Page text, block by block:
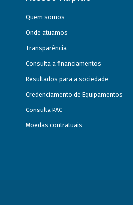
Quem somos
Onde atuamos
Transparência
Consulta a financiamentos
Resultados para a sociedade
Credenciamento de Equipamentos
Consulta PAC
Moedas contratuais